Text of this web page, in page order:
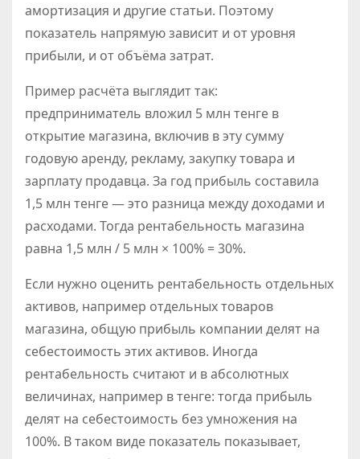
амортизация и другие статьи. Поэтому
показатель напрямую зависит и от уровня
прибыли, и от объёма затрат.
Пример расчёта выглядит так:
предприниматель вложил 5 млн тенге в
открытие магазина, включив в эту сумму
годовую аренду, рекламу, закупку товара и
зарплату продавца. За год прибыль составила
1,5 млн тенге — это разница между доходами и
расходами. Тогда рентабельность магазина
равна 1,5 млн / 5 млн × 100% = 30%.
Если нужно оценить рентабельность отдельных
активов, например отдельных товаров
магазина, общую прибыль компании делят на
себестоимость этих активов. Иногда
рентабельность считают и в абсолютных
величинах, например в тенге: тогда прибыль
делят на себестоимость без умножения на
100%. В таком виде показатель показывает,